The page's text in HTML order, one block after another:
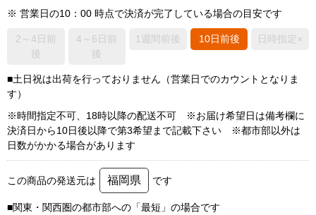
※ 営業日の10：00 時点で決済が完了している場合の目安です
2～4日前
後
4～6日前
後
1週間前後 10日前後 日時指定×
■土日祝は出荷を行っておりません（営業日でのカウントとなりま
す）
※時間指定不可、18時以降の配送不可 ※お届け希望日は備考欄に
決済日から10日後以降で第3希望まで記載下さい ※都市部以外は
日数がかかる場合があります
この商品の発送元は 福岡県 です
■関東・関西圏の都市部への「最短」の場合です